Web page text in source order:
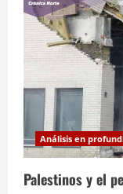
Análisis en
Palestinos y el